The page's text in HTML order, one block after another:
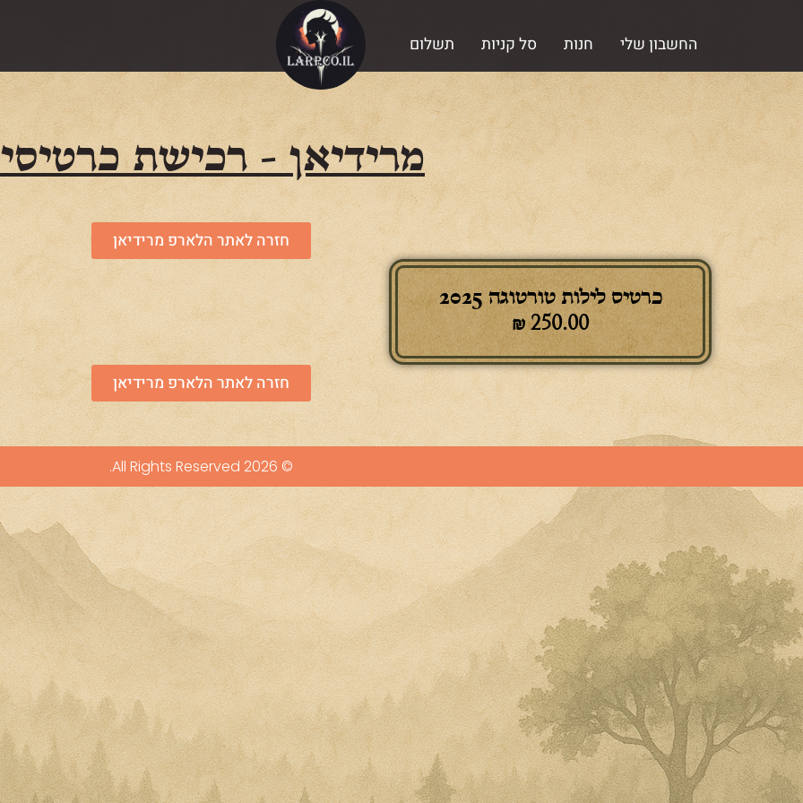
החשבון שלי חנות סל קניות תשלום
מרידיאן - רכישת
חזרה לאתר הלארפ מרידיאן
כרטיס לילות טורטוגה 2025
250.00
₪
חזרה לאתר הלארפ מרידיאן
© 2026 All Rights Reserved.